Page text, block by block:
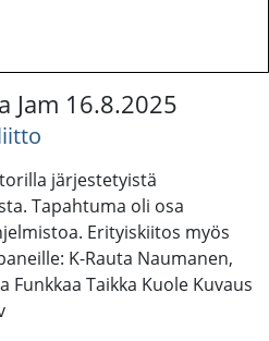
Jam 16.8.2025
järjestetyistä
Tapahtuma oli osa
Erityiskiitos myös
K-Rauta Naumanen,
Taikka Kuole Kuvaus